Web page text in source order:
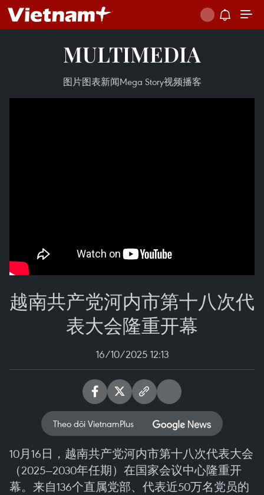
MULTIMEDIA
图片图表新闻Mega Story视频播客
越南共产党河内市第十八次代
表大会隆重开幕
16/10/2025 12:13
Theo dõi VietnamPlus
10月16日，越南共产党河内市第十八次代表大会
（2025—2030年任期）在国家会议中心隆重开
幕。来自136个直属党部、代表近50万名党员的